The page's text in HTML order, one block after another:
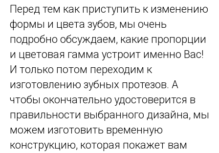
Перед тем как приступить к изменению
формы и цвета зубов, мы очень
подробно обсуждаем, какие пропорции
и цветовая гамма устроит именно Вас!
И только потом переходим к
изготовлению зубных протезов. А
чтобы окончательно удостоверится в
правильности выбранного дизайна, мы
можем изготовить временную
конструкцию, которая покажет вам